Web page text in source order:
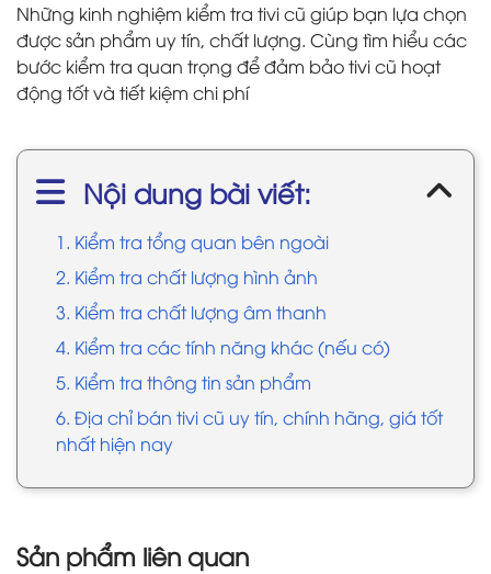
Những kinh nghiệm kiểm tra tivi cũ giúp bạn lựa chọn
được sản phẩm uy tín, chất lượng. Cùng tìm hiểu các
bước kiểm tra quan trọng để đảm bảo tivi cũ hoạt
động tốt và tiết kiệm chi phí
Nội dung bài viết:
1. Kiểm tra tổng quan bên ngoài
2. Kiểm tra chất lượng hình ảnh
3. Kiểm tra chất lượng âm thanh
4. Kiểm tra các tính năng khác (nếu có)
5. Kiểm tra thông tin sản phẩm
6. Địa chỉ bán tivi cũ uy tín, chính hãng, giá tốt
nhất hiện nay
Sản phẩm liên quan